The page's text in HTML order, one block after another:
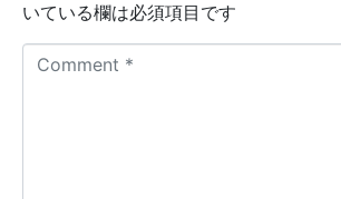
いている欄は必須項目です